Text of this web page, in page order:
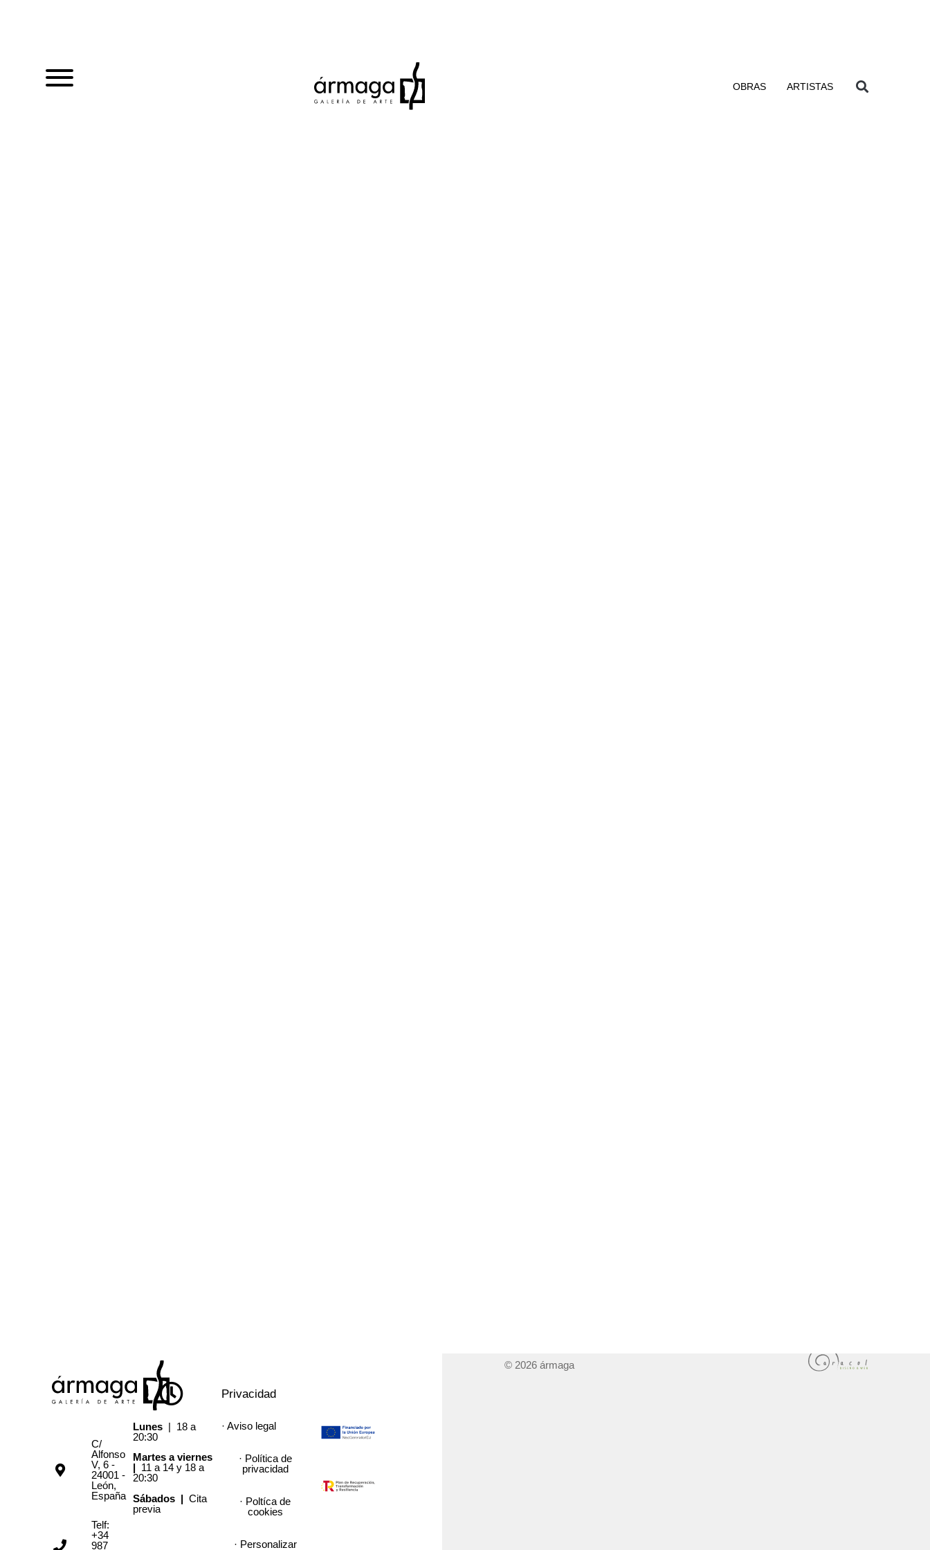
OBRAS ARTISTAS
C/
Alfonso
V, 6 -
24001 -
León,
España
Telf:
+34
987
Lunes | 18 a
20:30
Martes a viernes
| 11 a 14 y 18 a
20:30
Sábados |Cita
previa
Privacidad
· Aviso legal
· Política de
privacidad
· Poltíca de
cookies
· Personalizar
© 2026 ármaga